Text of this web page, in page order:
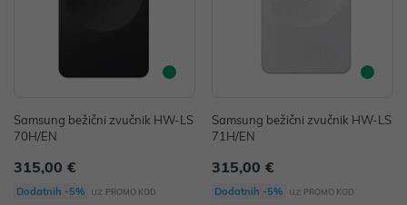
Samsung bežični zvučnik HW-LS
70H/EN
315,00 €
Dodatnih -5% uz PROMO KOD
Samsung bežični zvučnik HW-LS
71H/EN
315,00 €
Dodatnih -5% uz PROMO KOD